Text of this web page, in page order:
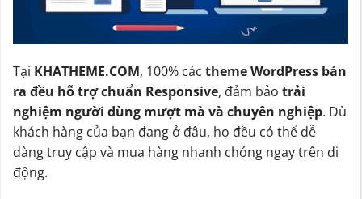
Tại KHATHEME.COM, 100% các theme WordPress bán
ra đều hỗ trợ chuẩn Responsive, đảm bảo trải
nghiệm người dùng mượt mà và chuyên nghiệp. Dù
khách hàng của bạn đang ở đâu, họ đều có thể dễ
dàng truy cập và mua hàng nhanh chóng ngay trên di
động.